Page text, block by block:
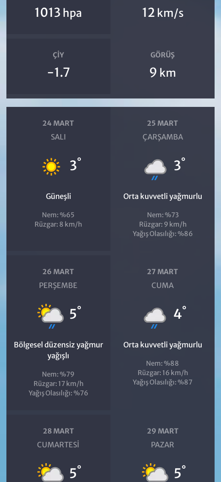
1013 hpa 12 km/s
ÇIY
-1.7
GÖRÜŞ
9 km
24 MART
SALI
3°
Güneşli
Nem: %65
Rüzgar: 8 km/h
25 MART
ÇARŞAMBA
3°
Orta kuvvetli yağmurlu
Nem: %73
Rüzgar: 9 km/h
Yağış Olasılığı: %86
26 MART
PERŞEMBE
5°
Bölgesel düzensiz yağmur
yağışlı
Nem: %79
Rüzgar: 17 km/h
Yağış Olasılığı: %76
27 MART
CUMA
4°
Orta kuvvetli yağmurlu
Nem: %88
Rüzgar: 16 km/h
Yağış Olasılığı: %87
28 MART
CUMARTESI
5°
29 MART
PAZAR
5°